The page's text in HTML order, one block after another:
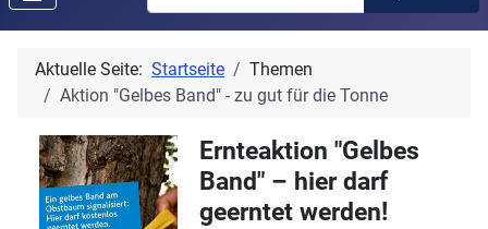
Aktuelle Seite: Startseite
Themen
Aktion "Gelbes Band" - zu gut für die Tonne
Ernteaktion "Gelbes
Band" – hier darf
geerntet werden!